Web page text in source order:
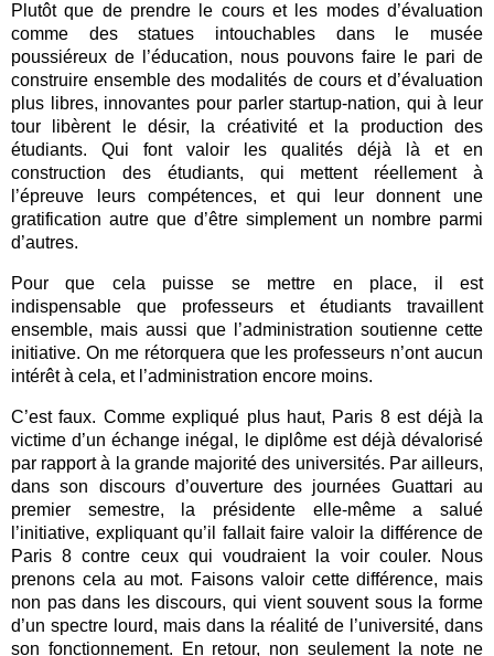
Plutôt que de prendre le cours et les modes d’évaluation
comme des statues intouchables dans le musée
poussiéreux de l’éducation, nous pouvons faire le pari de
construire ensemble des modalités de cours et d’évaluation
plus libres, innovantes pour parler startup-nation, qui à leur
tour libèrent le désir, la créativité et la production des
étudiants. Qui font valoir les qualités déjà là et en
construction des étudiants, qui mettent réellement à
l’épreuve leurs compétences, et qui leur donnent une
gratification autre que d’être simplement un nombre parmi
d’autres.
Pour que cela puisse se mettre en place, il est
indispensable que professeurs et étudiants travaillent
ensemble, mais aussi que l’administration soutienne cette
initiative. On me rétorquera que les professeurs n’ont aucun
intérêt à cela, et l’administration encore moins.
C’est faux. Comme expliqué plus haut, Paris 8 est déjà la
victime d’un échange inégal, le diplôme est déjà dévalorisé
par rapport à la grande majorité des universités. Par ailleurs,
dans son discours d’ouverture des journées Guattari au
premier semestre, la présidente elle-même a salué
l’initiative, expliquant qu’il fallait faire valoir la différence de
Paris 8 contre ceux qui voudraient la voir couler. Nous
prenons cela au mot. Faisons valoir cette différence, mais
non pas dans les discours, qui vient souvent sous la forme
d’un spectre lourd, mais dans la réalité de l’université, dans
son fonctionnement. En retour, non seulement la note ne